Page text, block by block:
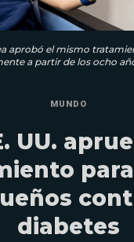
aprobó el mismo
a partir de los ocho
MUNDO
UU.
diabetes